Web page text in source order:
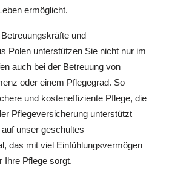
ermöglicht.
und
Polen unterstützen Sie nicht nur im
auch bei der Betreuung von
oder einem Pflegegrad. So
und kosteneffiziente Pflege, die
Pflegeversicherung unterstützt
unser geschultes
das mit viel Einfühlungsvermögen
Ihre Pflege sorgt.